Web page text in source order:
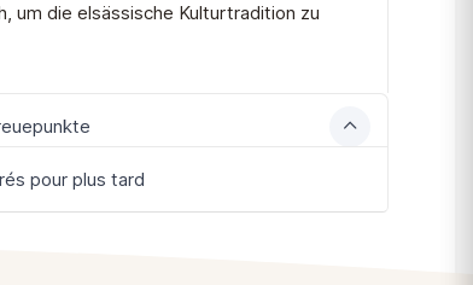
um die elsässische Kulturtradition zu
pour plus tard